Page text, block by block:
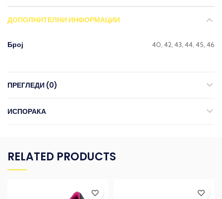
ДОПОЛНИТЕЛНИ ИНФОРМАЦИИ
Број 40, 42, 43, 44, 45, 46
ПРЕГЛЕДИ (0)
ИСПОРАКА
RELATED PRODUCTS